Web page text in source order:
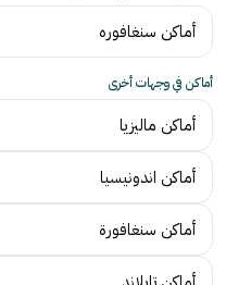
أماكن سنغافوره
أماكن في وجهات أخرى
أماكن ماليزيا
أماكن اندونيسيا
أماكن سنغافورة